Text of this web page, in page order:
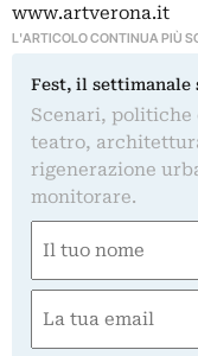
www.artverona.it
L'ARTICOLO CONTINUA PIÙ
Fest, il
Scenari,
teatro,
rigenerazione
monitorare.
(Required)
First
(Required)